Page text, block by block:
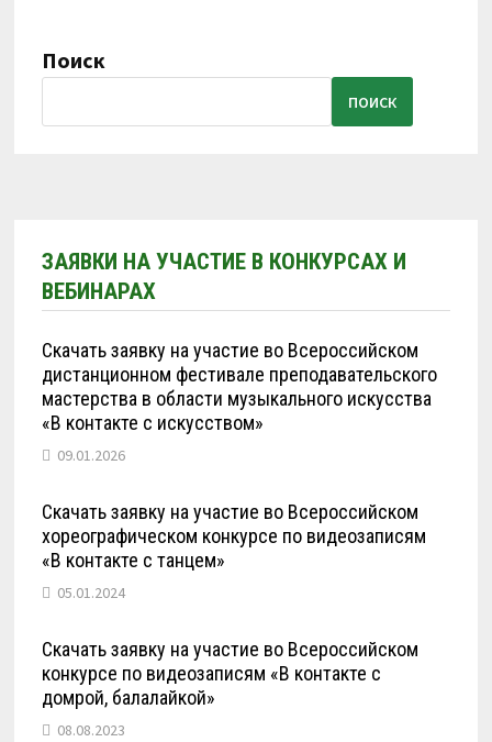
Поиск
ПОИСК
ЗАЯВКИ НА УЧАСТИЕ В КОНКУРСАХ И
ВЕБИНАРАХ
Скачать заявку на участие во Всероссийском
дистанционном фестивале преподавательского
мастерства в области музыкального искусства
«В контакте с искусством»
09.01.2026
Скачать заявку на участие во Всероссийском
хореографическом конкурсе по видеозаписям
«В контакте с танцем»
05.01.2024
Скачать заявку на участие во Всероссийском
конкурсе по видеозаписям «В контакте с
домрой, балалайкой»
08.08.2023